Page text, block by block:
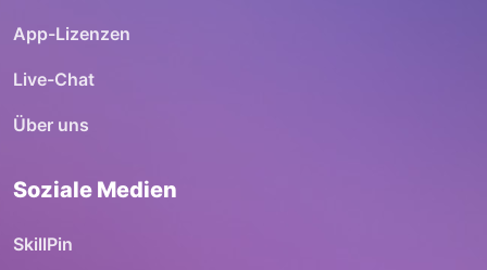
App-Lizenzen
Live-Chat
Über uns
Soziale Medien
SkillPin